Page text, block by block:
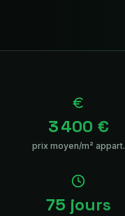
3 400 €
prix moyen/m² appart.
75 jours